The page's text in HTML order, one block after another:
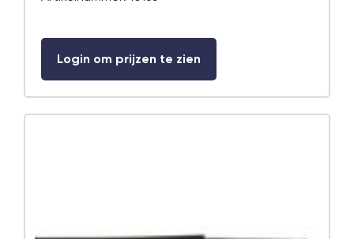
Login om prijzen te zien